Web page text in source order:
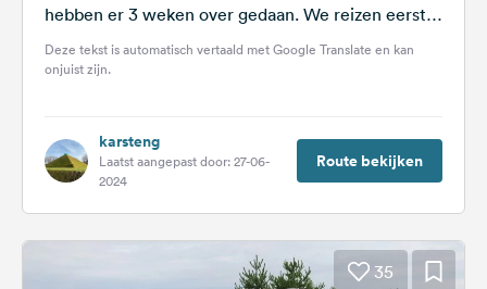
hebben er 3 weken over gedaan. We reizen eerst
via Polen en...
Deze tekst is automatisch vertaald met Google Translate en kan
onjuist zijn.
karsteng
Laatst aangepast door: 27-06-
2024
Route bekijken
35